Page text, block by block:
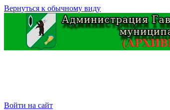
Вернуться к обычному виду
Войти на сайт